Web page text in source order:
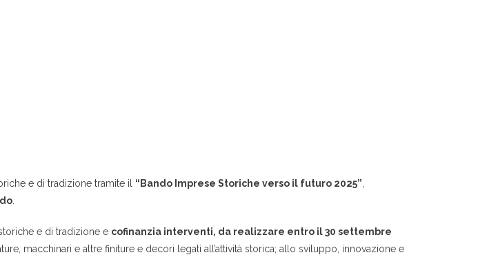
e di tradizione tramite il “Bando Imprese Storiche verso il futuro 2025”
e di tradizione e cofinanzia interventi, da realizzare entro il 30 settembre
macchinari e altre finiture e decori legati all’attività storica; allo sviluppo, innovazione e